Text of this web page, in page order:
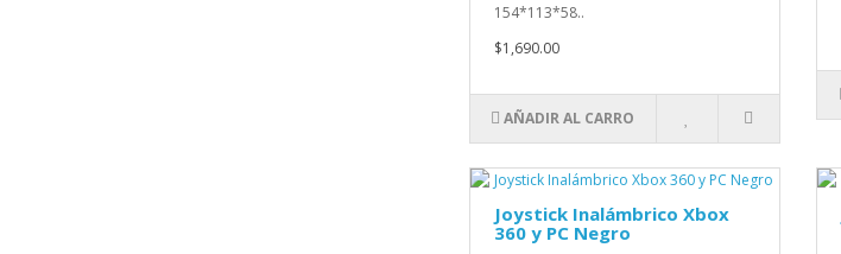
154*113*58..
$1,690.00
AÑADIR AL CARRO
Joystick Inalámbrico Xbox
360 y PC Negro